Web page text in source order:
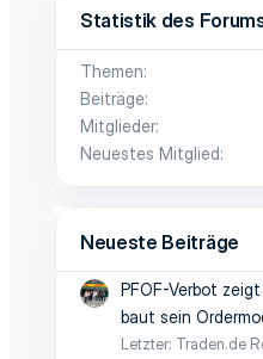
Statistik des
Themen
Beiträge
Mitglieder
Neuestes Mitglied
Neueste Beiträge
PFOF-Verbot
baut sein
Letzter: Traden.de